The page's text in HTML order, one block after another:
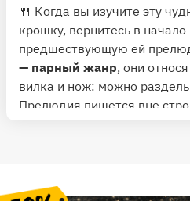
🍴 Когда вы изучите эту
крошку, вернитесь в
предшествующую ей
— парный жанр, они
вилка и нож: можно
Прелюдия пишется вне
⏱Время прослушивания: 3